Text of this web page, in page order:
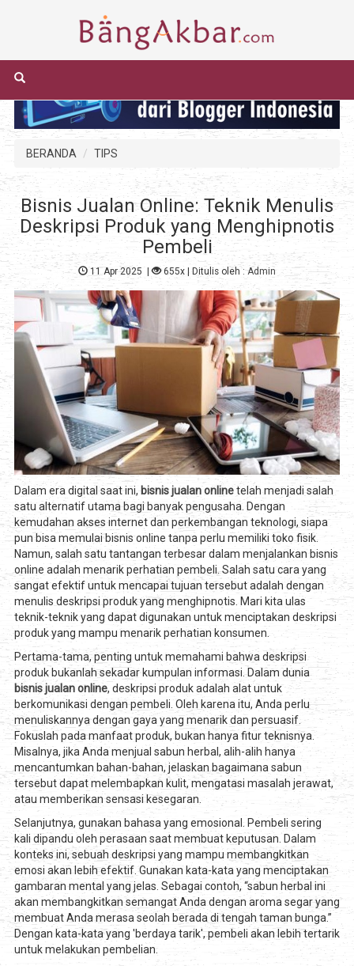
BERANDA TIPS
Bisnis Jualan Online: Teknik Menulis
Deskripsi Produk yang Menghipnotis
Pembeli
11 Apr 2025 | 655x| Ditulis oleh : Admin
Dalam era digital saat ini, bisnis jualan onlinetelah menjadi salah
satu alternatif utama bagi banyak pengusaha. Dengan
kemudahan akses internet dan perkembangan teknologi, siapa
pun bisa memulai bisnis online tanpa perlu memiliki toko fisik.
Namun, salah satu tantangan terbesar dalam menjalankan bisnis
online adalah menarik perhatian pembeli. Salah satu cara yang
sangat efektif untuk mencapai tujuan tersebut adalah dengan
menulis deskripsi produk yang menghipnotis. Mari kita ulas
teknik-teknik yang dapat digunakan untuk menciptakan deskripsi
produk yang mampu menarik perhatian konsumen.
Pertama-tama, penting untuk memahami bahwa deskripsi
produk bukanlah sekadar kumpulan informasi. Dalam dunia
bisnis jualan online, deskripsi produk adalah alat untuk
berkomunikasi dengan pembeli. Oleh karena itu, Anda perlu
menuliskannya dengan gaya yang menarik dan persuasif.
Fokuslah pada manfaat produk, bukan hanya fitur teknisnya.
Misalnya, jika Anda menjual sabun herbal, alih-alih hanya
mencantumkan bahan-bahan, jelaskan bagaimana sabun
tersebut dapat melembapkan kulit, mengatasi masalah jerawat,
atau memberikan sensasi kesegaran.
Selanjutnya, gunakan bahasa yang emosional. Pembeli sering
kali dipandu oleh perasaan saat membuat keputusan. Dalam
konteks ini, sebuah deskripsi yang mampu membangkitkan
emosi akan lebih efektif. Gunakan kata-kata yang menciptakan
gambaran mental yang jelas. Sebagai contoh, “sabun herbal ini
akan membangkitkan semangat Anda dengan aroma segar yang
membuat Anda merasa seolah berada di tengah taman bunga.”
Dengan kata-kata yang 'berdaya tarik', pembeli akan lebih tertarik
untuk melakukan pembelian.